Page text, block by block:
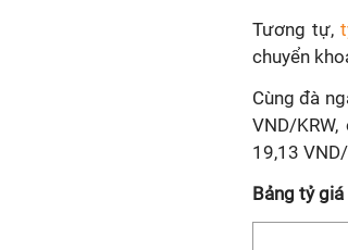
Tương tự,
chuyển
Cùng đà
VND/
19,13
Bảng tỷ